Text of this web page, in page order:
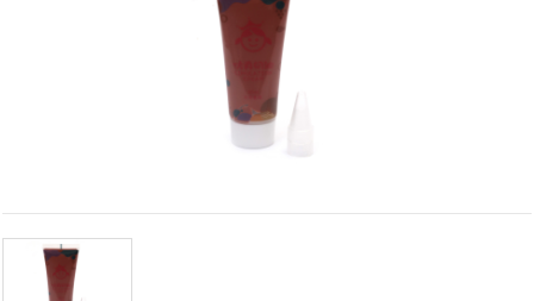
a
valamint
relevánsabb
tartalmat